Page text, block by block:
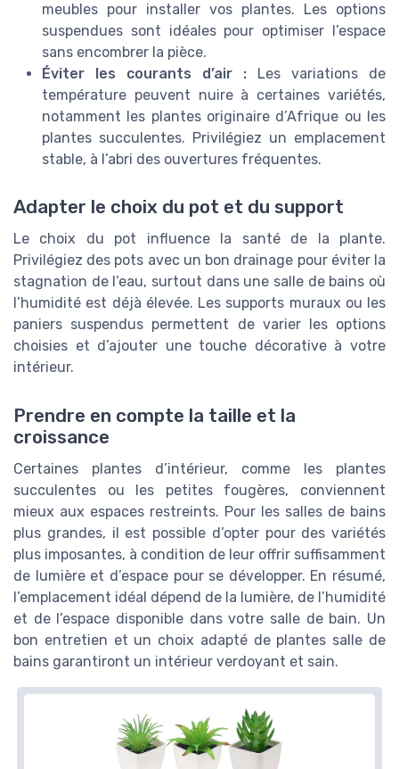
meubles pour installer vos plantes. Les options
suspendues sont idéales pour optimiser l’espace
sans encombrer la pièce.
Éviter les courants d’air : Les variations de
température peuvent nuire à certaines variétés,
notamment les plantes originaire d’Afrique ou les
plantes succulentes. Privilégiez un emplacement
stable, à l’abri des ouvertures fréquentes.
Adapter le choix du pot et du support
Le choix du pot influence la santé de la plante.
Privilégiez des pots avec un bon drainage pour éviter la
stagnation de l’eau, surtout dans une salle de bains où
l’humidité est déjà élevée. Les supports muraux ou les
paniers suspendus permettent de varier les options
choisies et d’ajouter une touche décorative à votre
intérieur.
Prendre en compte la taille et la
croissance
Certaines plantes d’intérieur, comme les plantes
succulentes ou les petites fougères, conviennent
mieux aux espaces restreints. Pour les salles de bains
plus grandes, il est possible d’opter pour des variétés
plus imposantes, à condition de leur offrir suffisamment
de lumière et d’espace pour se développer. En résumé,
l’emplacement idéal dépend de la lumière, de l’humidité
et de l’espace disponible dans votre salle de bain. Un
bon entretien et un choix adapté de plantes salle de
bains garantiront un intérieur verdoyant et sain.